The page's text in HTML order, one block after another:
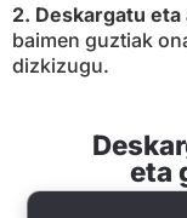
2. Deskargatu eta
baimen guztiak
dizkizugu.
eta